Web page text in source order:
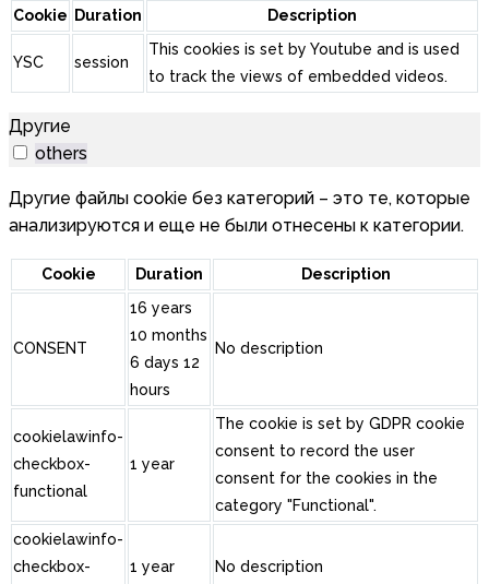
Cookie Duration Description
YSC session
This cookies is set by Youtube and is used
to track the views of embedded videos.
Другие
others
Другие файлы cookie без категорий – это те, которые
анализируются и еще не были отнесены к категории.
Cookie Duration Description
CONSENT
16 years
10 months
6 days 12
hours
No description
cookielawinfo-
checkbox-
functional
1 year
The cookie is set by GDPR cookie
consent to record the user
consent for the cookies in the
category "Functional".
cookielawinfo-
checkbox-
1 year No description